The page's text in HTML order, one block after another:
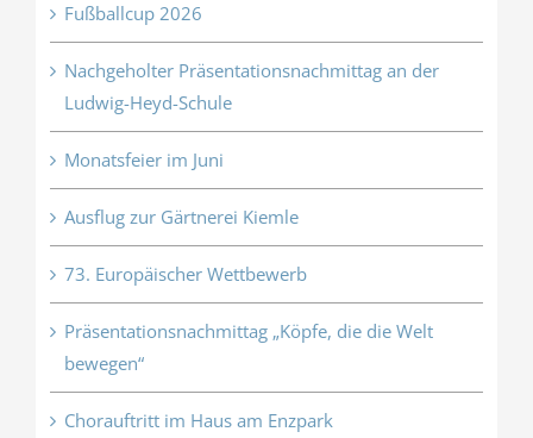
Fußballcup 2026
Nachgeholter Präsentationsnachmittag an der
Ludwig-Heyd-Schule
Monatsfeier im Juni
Ausflug zur Gärtnerei Kiemle
73. Europäischer Wettbewerb
Präsentationsnachmittag „Köpfe, die die Welt
bewegen“
Chorauftritt im Haus am Enzpark